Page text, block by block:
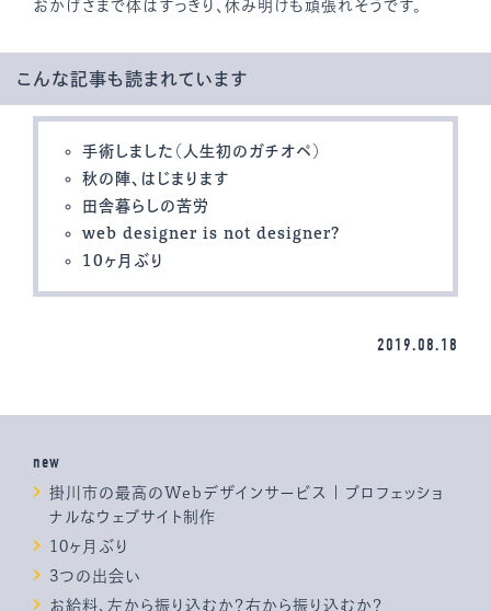
おかげさまで体はすっきり、休み明けも頑張れそうです。
こんな記事も読まれています
手術しました（人生初のガチオペ）
秋の陣、はじまります
田舎暮らしの苦労
web designer is not designer?
10ヶ月ぶり
2019.08.18
new
掛川市の最高のWebデザインサービス | プロフェッショ
ナルなウェブサイト制作
10ヶ月ぶり
3つの出会い
お給料、左から振り込むか？右から振り込むか？